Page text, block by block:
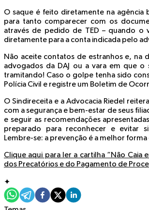
O saque é feito diretamente na agência
para tanto comparecer com os
através de pedido de TED – quando o
diretamente para a conta indicada pelo
Não aceite contatos de estranhos e, na
advogados da DAJ ou a vara em que o
tramitando! Caso o golpe tenha sido
Polícia Civil e registre um Boletim de
O Sindireceita e a Advocacia Riedel
com a segurança e bem-estar de seus
e seguir as recomendações
preparado para reconhecer e evitar
Lembre-se: a prevenção é a melhor forma
Clique aqui para ler a cartilha “Não Caia
dos Precatórios e do Pagamento de
✦